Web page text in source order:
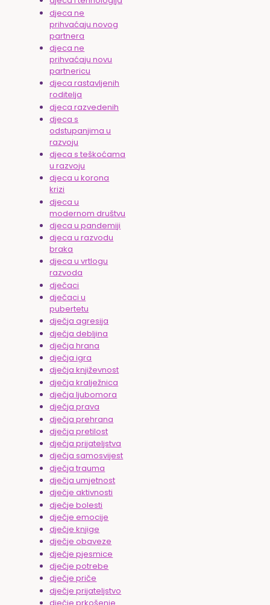
djeca ne
prihvaćaju novog
partnera
djeca ne
prihvaćaju novu
partnericu
djeca rastavljenih
roditelja
djeca razvedenih
djeca s
odstupanjima u
razvoju
djeca s teškoćama
u razvoju
djeca u korona
krizi
djeca u
modernom društvu
djeca u pandemiji
djeca u razvodu
braka
djeca u vrtlogu
razvoda
dječaci
dječaci u
pubertetu
dječja agresija
dječja debljina
dječja hrana
dječja igra
dječja književnost
dječja kralježnica
dječja ljubomora
dječja prava
dječja prehrana
dječja pretilost
dječja prijateljstva
dječja samosvijest
dječja trauma
dječja umjetnost
dječje aktivnosti
dječje bolesti
dječje emocije
dječje knjige
dječje obaveze
dječje pjesmice
dječje potrebe
dječje priče
dječje prijateljstvo